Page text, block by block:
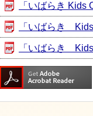
「いばらき Kids
「いばらき
「いばらき